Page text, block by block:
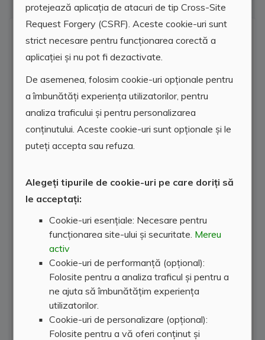
protejează aplicația de atacuri de tip Cross-Site
Request Forgery (CSRF). Aceste cookie-uri sunt
strict necesare pentru funcționarea corectă a
aplicației și nu pot fi dezactivate.
De asemenea, folosim cookie-uri opționale pentru
a îmbunătăți experiența utilizatorilor, pentru
analiza traficului și pentru personalizarea
conținutului. Aceste cookie-uri sunt opționale și le
puteți accepta sau refuza.
Alegeți tipurile de cookie-uri pe care doriți să
le acceptați:
Cookie-uri esențiale: Necesare pentru
funcționarea site-ului și securitate. Mereu
activ
Cookie-uri de performanță (opțional):
Folosite pentru a analiza traficul și pentru a
ne ajuta să îmbunătățim experiența
utilizatorilor.
Cookie-uri de personalizare (opțional):
Folosite pentru a vă oferi conținut și
Locatie agentie